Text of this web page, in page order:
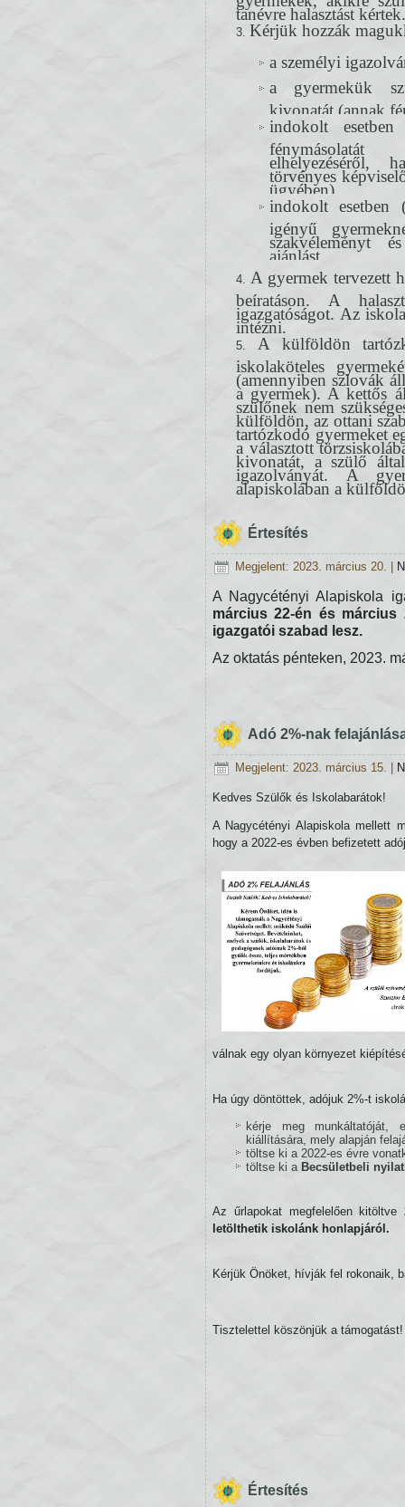
tanévre halasztást kértek.
Kérjük hozzák
a személyi
a gyermekük
kivonatát (annak
indokolt
elhelyezéséről,
törvényes
ügyében),
indokolt esetben
igényű
szakvéleményt
ajánlást
A gyermek tervezett
beíratáson. A
igazgatóságot. Az
intézni.
A külföldön
iskolaköteles
(amennyiben szlovák
a gyermek). A kettős
szülőnek nem
külföldön, az ottani
tartózkodó gyermeket
a választott
kivonatát, a szülő
igazolványát. A
alapiskolában a
Értesítés
Megjelent: 2023. március 20.
A Nagycétényi Alapiskola
március 22-én és
igazgatói szabad lesz.
Az oktatás pénteken, 2023.
Adó 2%-nak
Megjelent: 2023. március 15.
Kedves Szülők és Iskolabarátok!
A Nagycétényi Alapiskola mellett
hogy a 2022-es évben befizetett
válnak egy olyan környezet
Ha úgy döntöttek, adójuk 2%-t
kérje meg munkáltatóját,
kiállítására, mely alapján
töltse ki a 2022-es évre
töltse ki a Becsületbeli
Az űrlapokat megfelelően kitöltve
letölthetik iskolánk honlapjáról.
Kérjük Önöket, hívják fel rokonaik,
Tisztelettel köszönjük a támogatást!
Értesítés